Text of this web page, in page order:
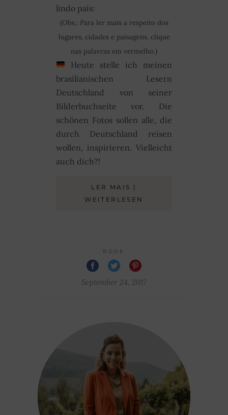
lindo país:
(Obs.: Para ler mais a respeito dos
lugares, cidades e paisagens, clique
nas palavras em vermelho.)
Heute stelle ich meinen
brasilianischen Lesern
Deutschland von seiner
Bilderbuchseite vor. Die
schönen Fotos sollen alle, die
durch Deutschland reisen
wollen, inspirieren. Vielleicht
auch dich?!
LER MAIS |
WEITERLESEN
RODE
September 24, 2017